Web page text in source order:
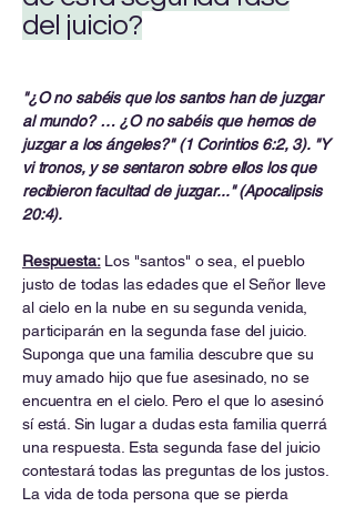
del juicio?
"¿O no sabéis que los santos han de juzgar
al mundo? … ¿O no sabéis que hemos de
juzgar a los ángeles?" (1 Corintios 6:2, 3). "Y
vi tronos, y se sentaron sobre ellos los que
recibieron facultad de juzgar..." (Apocalipsis
20:4).
Respuesta: Los "santos" o sea, el pueblo
justo de todas las edades que el Señor lleve
al cielo en la nube en su segunda venida,
participarán en la segunda fase del juicio.
Suponga que una familia descubre que su
muy amado hijo que fue asesinado, no se
encuentra en el cielo. Pero el que lo asesinó
sí está. Sin lugar a dudas esta familia querrá
una respuesta. Esta segunda fase del juicio
contestará todas las preguntas de los justos.
La vida de toda persona que se pierda